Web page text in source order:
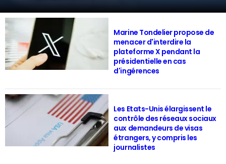
Marine Tondelier propose de
menacer d'interdire la
plateforme X pendant la
présidentielle en cas
d'ingérences
Les Etats-Unis élargissent le
contrôle des réseaux sociaux
aux demandeurs de visas
étrangers, y compris les
journalistes